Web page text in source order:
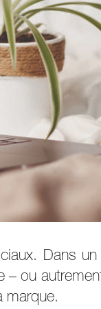
Dans un
– ou
marque.